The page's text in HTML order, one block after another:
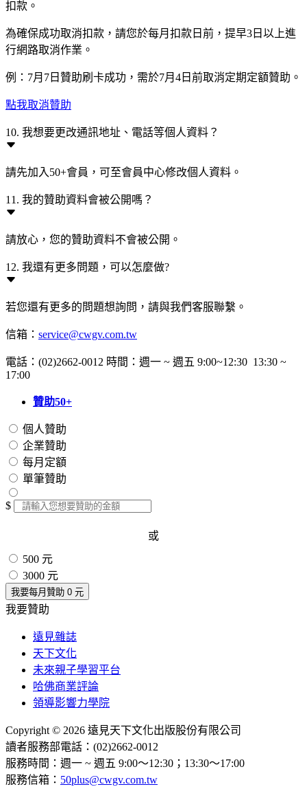
扣款。
為確保成功取消扣款，請您於每月扣款日前，提早3日以上進
行網路取消作業。
例：7月7日贊助刷卡成功，需於7月4日前取消定期定額贊助。
點我取消贊助
10. 我想要更改通訊地址、電話等個人資料？
請先加入50+會員，可至會員中心修改個人資料。
11. 我的贊助資料會被公開嗎？
請放心，您的贊助資料不會被公開。
12. 我還有更多問題，可以怎麼做?
若您還有更多的問題想詢問，請與我們客服聯繫。
信箱： service@cwgv.com.tw
電話：(02)2662-0012 時間：週一 ~ 週五 9:00~12:30 13:30 ~
17:00
贊助50+
個人贊助
企業贊助
每月定額
單筆贊助
$
或
500 元
3000 元
我要每月贊助 0 元
我要贊助
遠見雜誌
天下文化
未來親子學習平台
哈佛商業評論
領導影響力學院
Copyright © 2026 遠見天下文化出版股份有限公司
讀者服務部電話：(02)2662-0012
服務時間：週一 ~ 週五 9:00～12:30；13:30～17:00
服務信箱： 50plus@cwgv.com.tw